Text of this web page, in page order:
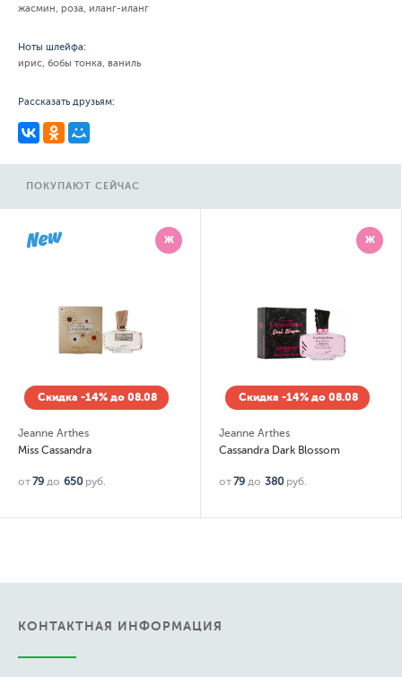
жасмин, роза, иланг-иланг
Ноты шлейфа:
ирис, бобы тонка, ваниль
Рассказать друзьям:
ПОКУПАЮТ СЕЙЧАС
Ж
Скидка -14% до 08.08
Jeanne Arthes
Miss Cassandra
от79 до 650 руб.
Ж
Скидка -14% до 08.08
Jeanne Arthes
Cassandra Dark Blossom
от79 до 380 руб.
КОНТАКТНАЯ ИНФОРМАЦИЯ